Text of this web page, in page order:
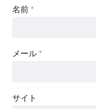
名前 *
メール *
サイト